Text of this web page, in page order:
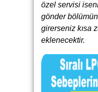
özel servisi
gönder
girerseniz kısa
eklenecektir.